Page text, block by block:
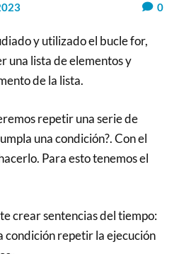
0
y utilizado el bucle for,
una lista de elementos y
de la lista.
repetir una serie de
una condición?. Con el
Para esto tenemos el
crear sentencias del tiempo:
condición repetir la ejecución